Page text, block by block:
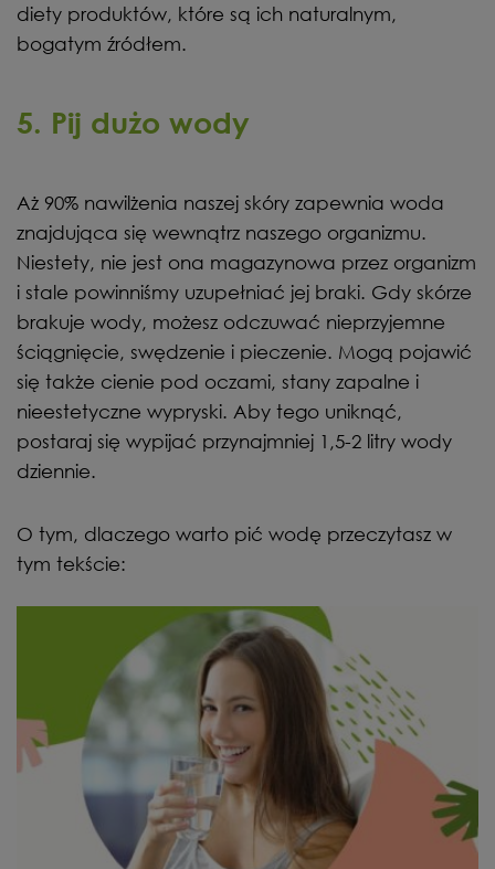
diety produktów, które są ich naturalnym,
bogatym źródłem.
5. Pij dużo wody
Aż 90% nawilżenia naszej skóry zapewnia woda
znajdująca się wewnątrz naszego organizmu.
Niestety, nie jest ona magazynowa przez organizm
i stale powinniśmy uzupełniać jej braki. Gdy skórze
brakuje wody, możesz odczuwać nieprzyjemne
ściągnięcie, swędzenie i pieczenie. Mogą pojawić
się także cienie pod oczami, stany zapalne i
nieestetyczne wypryski. Aby tego uniknąć,
postaraj się wypijać przynajmniej 1,5-2 litry wody
dziennie.
O tym, dlaczego warto pić wodę przeczytasz w
tym tekście: